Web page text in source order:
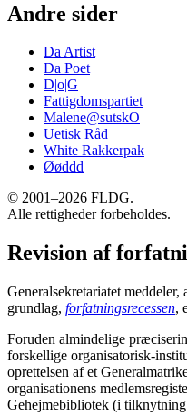
Andre sider
Da Artist
Da Poet
D|o|G
Fattigdomspartiet
Malene@sutskO
Uetisk Råd
White Rakkerpak
Øøddd
© 2001–2026 FLDG.
Alle rettigheder forbeholdes.
Revision af
Generalsekretariatet
grundlag, forfatningsrecessen,
Foruden almindelige
forskellige organisatorisk-
oprettelsen af et
organisationens
Gehejmebibliotek (i